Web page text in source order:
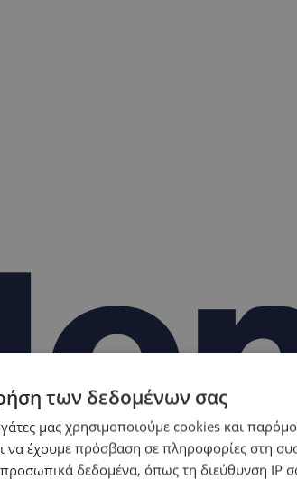
των δεδομένων σας
μας χρησιμοποιούμε cookies και
να έχουμε πρόσβαση σε πληροφορίες στη
δεδομένα, όπως τη διεύθυνση IP